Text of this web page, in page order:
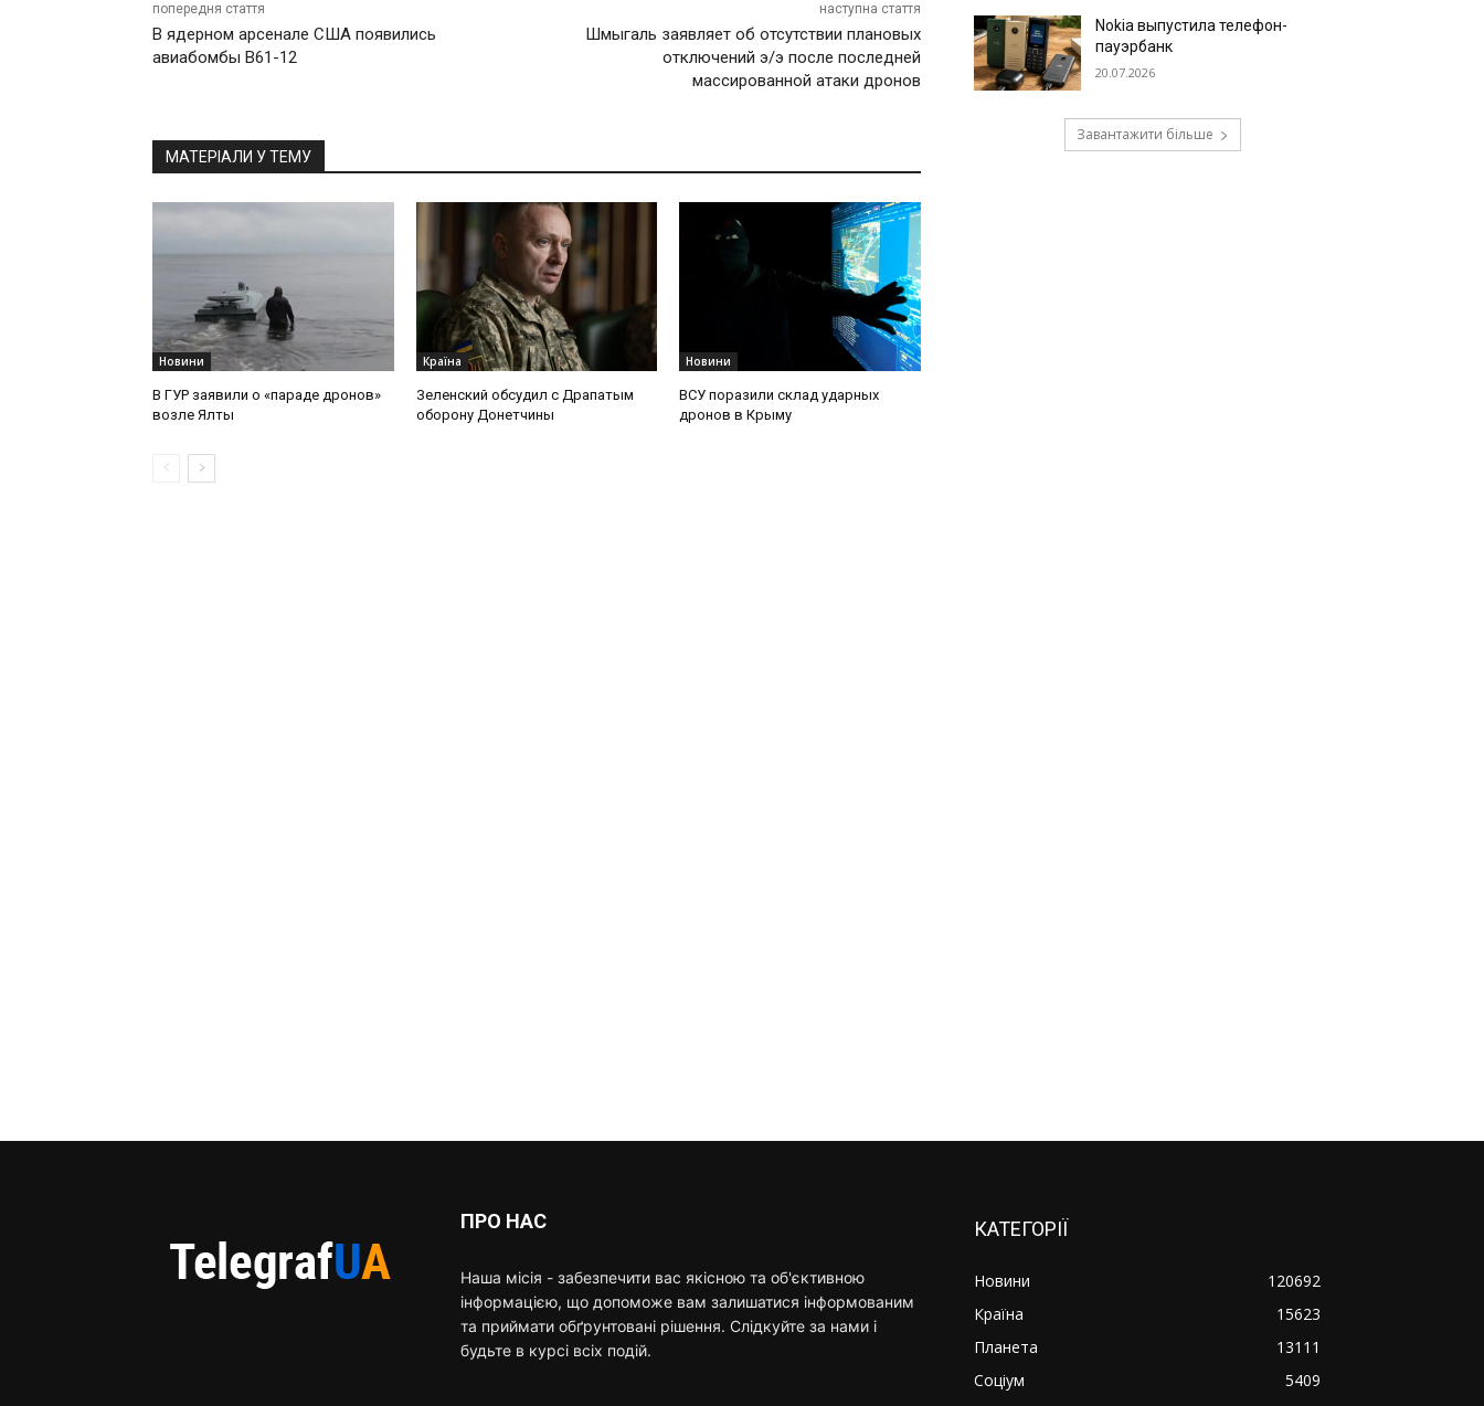
попередня стаття
В ядерном арсенале США появились
авиабомбы B61-12
наступна стаття
Шмыгаль заявляет об отсутствии плановых
отключений э/э после последней
массированной атаки дронов
МАТЕРІАЛИ У ТЕМУ
Новини
В ГУР заявили о «параде дронов»
возле Ялты
Країна
Зеленский обсудил с Драпатым
оборону Донетчины
Новини
ВСУ поразили склад ударных
дронов в Крыму
Nokia выпустила телефон-
пауэрбанк
20.07.2026
Завантажити більше
ПРО НАС
Наша місія - забезпечити вас якісною та об'єктивною
інформацією, що допоможе вам залишатися інформованим
та приймати обґрунтовані рішення. Слідкуйте за нами і
будьте в курсі всіх подій.
КАТЕГОРІЇ
Новини
120692
Країна
15623
Планета
13111
Соціум
5409